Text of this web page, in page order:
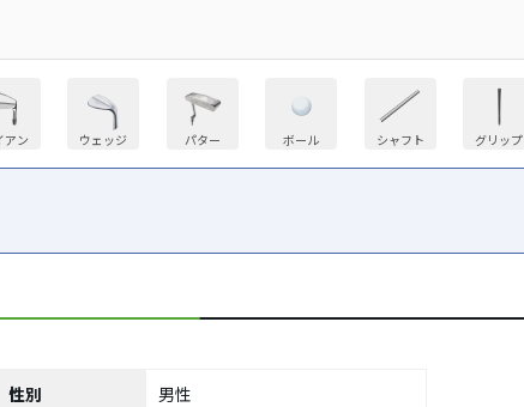
アン ウェッジ パター ボール シャフト グリップ
性別 男性